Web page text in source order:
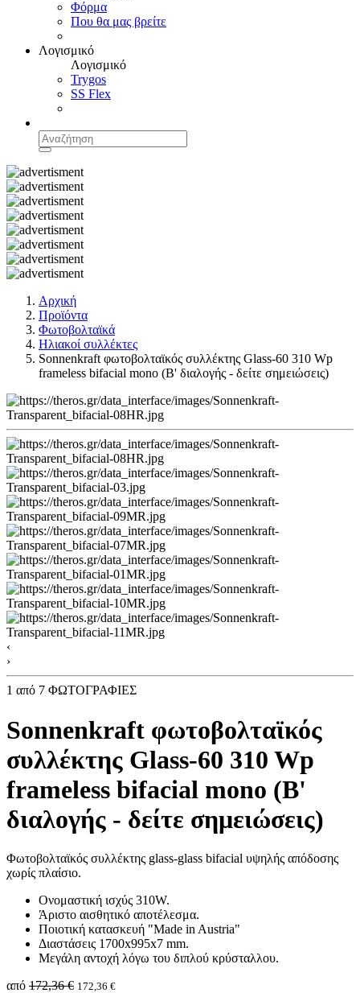
Φόρμα
Που θα μας βρείτε
Λογισμικό
Λογισμικό
Trygos
SS Flex
Αρχική
Προϊόντα
Φωτοβολταϊκά
Ηλιακοί συλλέκτες
Sonnenkraft φωτοβολταϊκός συλλέκτης Glass-60 310 Wp
frameless bifacial mono (Β' διαλογής - δείτε σημειώσεις)
‹
›
1 από 7 ΦΩΤΟΓΡΑΦΙΕΣ
Sonnenkraft φωτοβολταϊκός
συλλέκτης Glass-60 310 Wp
frameless bifacial mono (Β'
διαλογής - δείτε σημειώσεις)
Φωτοβολταϊκός συλλέκτης glass-glass bifacial υψηλής απόδοσης
χωρίς πλαίσιο.
Ονομαστική ισχύς 310W.
Άριστο αισθητικό αποτέλεσμα.
Ποιοτική κατασκευή "Made in Austria"
Διαστάσεις 1700x995x7 mm.
Μεγάλη αντοχή λόγω του διπλού κρύσταλλου.
από 172,36 € 172,36 €